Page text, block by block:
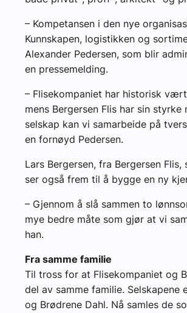
– Kompetansen i den nye
Kunnskapen, logistikken og
Alexander Pedersen, som blir
en pressemelding.
– Flisekompaniet har historisk
mens Bergersen Flis har sin
selskap kan vi samarbeide på
en fornøyd Pedersen.
Lars Bergersen, fra Bergersen
ser også frem til å bygge en ny
– Gjennom å slå sammen to
mye bedre måte som gjør at vi
han.
Fra samme familie
Til tross for at Flisekompaniet og
del av samme familie.
og Brødrene Dahl. Nå samles de